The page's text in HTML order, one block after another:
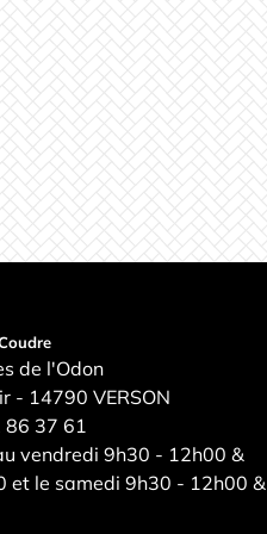
de l'Odon
- 14790 VERSON
86 37 61
vendredi 9h30 - 12h00 &
et le samedi 9h30 - 12h00 &